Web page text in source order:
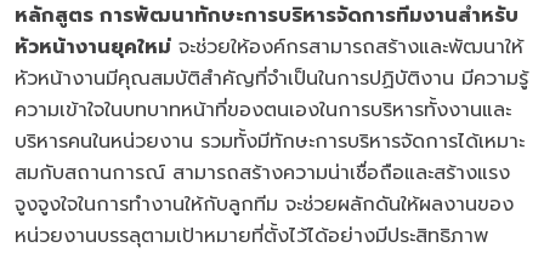
หลักสูตร การพัฒนาทักษะการบริหารจัดการทีมงานสำหรับ
หัวหน้างานยุคใหม่ จะช่วยให้องค์กรสามารถสร้างและพัฒนาให้
หัวหน้างานมีคุณสมบัติสำคัญที่จำเป็นในการปฏิบัติงาน มีความรู้
ความเข้าใจในบทบาทหน้าที่ของตนเองในการบริหารทั้งงานและ
บริหารคนในหน่วยงาน รวมทั้งมีทักษะการบริหารจัดการได้เหมาะ
สมกับสถานการณ์ สามารถสร้างความน่าเชื่อถือและสร้างแรง
จูงจูงใจในการทำงานให้กับลูกทีม จะช่วยผลักดันให้ผลงานของ
หน่วยงานบรรลุตามเป้าหมายที่ตั้งไว้ได้อย่างมีประสิทธิภาพ